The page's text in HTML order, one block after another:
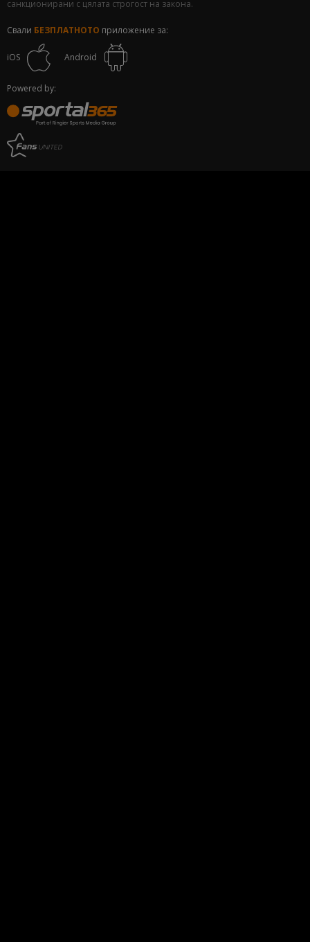
санкционирани с цялата строгост на закона.
Свали БЕЗПЛАТНОТО приложение за:
iOS Android
Powered by: